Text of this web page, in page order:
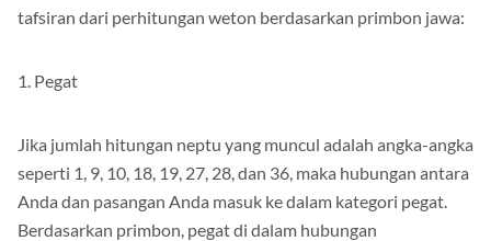
tafsiran dari perhitungan weton berdasarkan primbon jawa:
1. Pegat
Jika jumlah hitungan neptu yang muncul adalah angka-angka
seperti 1, 9, 10, 18, 19, 27, 28, dan 36, maka hubungan antara
Anda dan pasangan Anda masuk ke dalam kategori pegat.
Berdasarkan primbon, pegat di dalam hubungan